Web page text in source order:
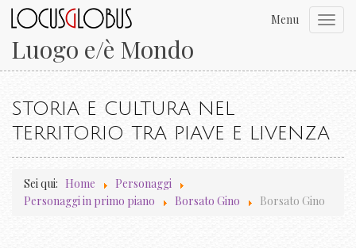
Luogo e/è Mondo
Menu
STORIA E CULTURA NEL
TERRITORIO TRA PIAVE E LIVENZA
Sei qui: Home
Personaggi
Personaggi in primo piano
Borsato Gino Borsato Gino